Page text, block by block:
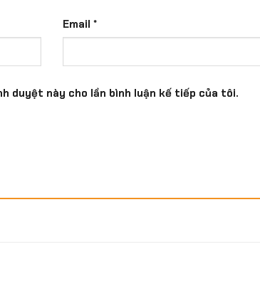
Email *
duyệt này cho lần bình luận kế tiếp của tôi.